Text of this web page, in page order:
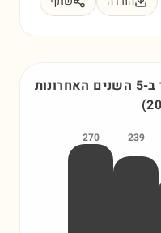
ב-5 השנים האחרונות
(
239
270